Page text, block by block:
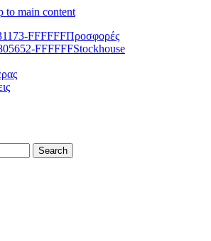
to main content
Προσφορές
Stockhouse
Search